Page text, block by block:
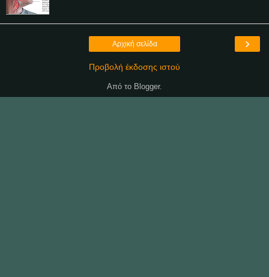
›
Αρχική σελίδα
Προβολή έκδοσης ιστού
Από το Blogger.